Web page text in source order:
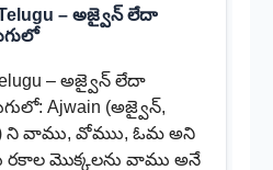
– అజ్వైన్ లేదా
– అజ్వైన్ లేదా
Ajwain (అజ్వైన్,
వాము, వోముు, ఓమ అని
రకాల మొక్కలను వాము అనే